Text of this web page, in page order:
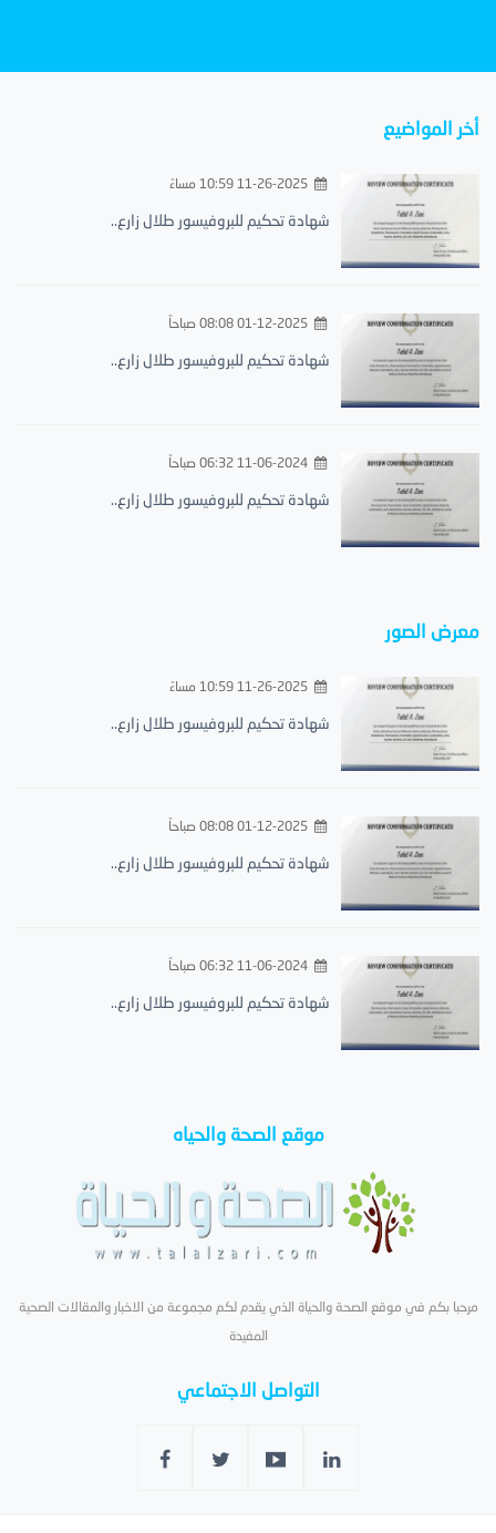
أخر المواضيع
11-26-2025 10:59 مساءً
شهادة تحكيم للبروفيسور طلال زارع..
01-12-2025 08:08 صباحاً
شهادة تحكيم للبروفيسور طلال زارع..
11-06-2024 06:32 صباحاً
شهادة تحكيم للبروفيسور طلال زارع..
معرض الصور
11-26-2025 10:59 مساءً
شهادة تحكيم للبروفيسور طلال زارع..
01-12-2025 08:08 صباحاً
شهادة تحكيم للبروفيسور طلال زارع..
11-06-2024 06:32 صباحاً
شهادة تحكيم للبروفيسور طلال زارع..
موقع الصحة والحياه
مرحبا بكم في موقع الصحة والحياة الذي يقدم لكم مجموعة من الاخبار والمقالات الصحية
المفيدة
التواصل الاجتماعي